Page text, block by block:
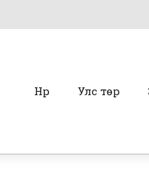
Нүүр Улс төр